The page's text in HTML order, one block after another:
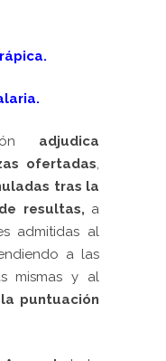
adjudica
ofertadas,
tras la
resultas, a
admitidas al
a las
mismas y al
puntuación